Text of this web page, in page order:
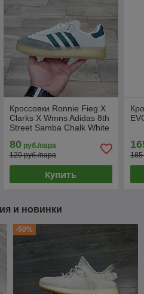
Кроссовки Ronnie Fieg X
Clarks X Wmns Adidas 8th
Street Samba Chalk White
80руб./пара
120 руб./пара
Купить
185
и новинки
-50%